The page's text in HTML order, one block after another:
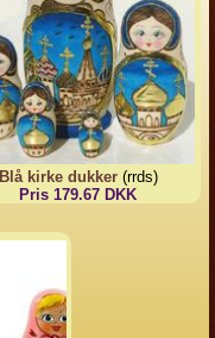
Blå kirke dukker(rrds)
Pris 179.67 DKK